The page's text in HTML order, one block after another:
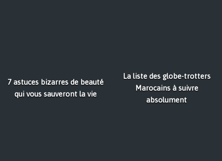
7 astuces bizarres de beauté
qui vous sauveront la vie
La liste des globe-trotters
Marocains à suivre
absolument